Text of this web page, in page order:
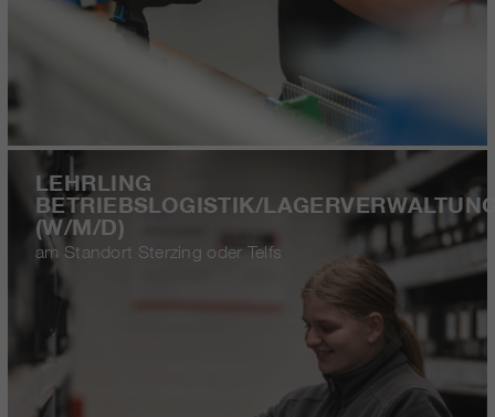
LEHRLING
BETRIEBSLOGISTIK/
(W/M/D)
am Standort Sterzing oder Telfs